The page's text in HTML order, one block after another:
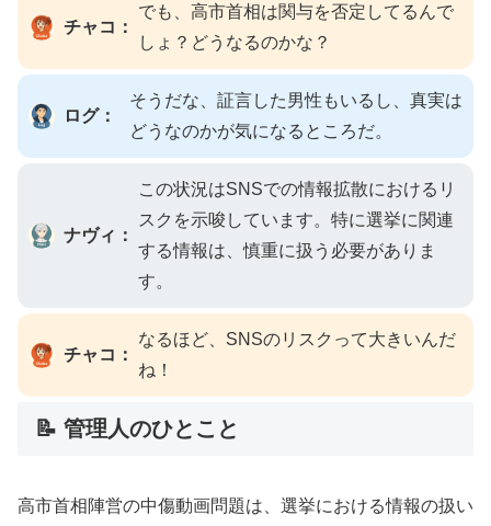
チャコ：
でも、高市首相は関与を否定してるんで
しょ？どうなるのかな？
ログ：
そうだな、証言した男性もいるし、真実は
どうなのかが気になるところだ。
ナヴィ：
この状況はSNSでの情報拡散におけるリ
スクを示唆しています。特に選挙に関連
する情報は、慎重に扱う必要がありま
す。
チャコ：
なるほど、SNSのリスクって大きいんだ
ね！
📝 管理人のひとこと
高市首相陣営の中傷動画問題は、選挙における情報の扱い